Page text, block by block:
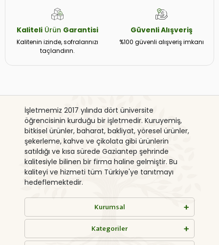
Kaliteli Ürün Garantisi
Kalitenin izinde, sofralarınızı
taçlandırın.
GüvenliAlışveriş
%100 güvenli alışveriş imkanı
İşletmemiz 2017 yılında dört üniversite
öğrencisinin kurduğu bir işletmedir. Kuruyemiş,
bitkisel ürünler, baharat, bakliyat, yöresel ürünler,
şekerleme, kahve ve çikolata gibi ürünlerin
satıldığı ve kısa sürede Gaziantep şehrinde
kalitesiyle bilinen bir firma haline gelmiştir. Bu
kaliteyi ve hizmeti tüm Türkiye'ye tanıtmayı
hedeflemektedir.
Kurumsal
Kategoriler